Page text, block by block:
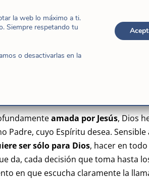
amada por Jesús, Dios
Padre, cuyo Espíritu desea.
ser sólo para Dios, hacer en
da, cada decisión que toma hasta
en que escucha claramente la
la web lo máximo a ti.
Siempre respetando tu
o desactivarlas en la